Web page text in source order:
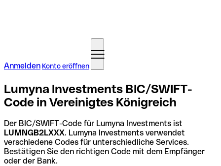
Anmelden Konto eröffnen
Lumyna Investments BIC/SWIFT-
Code in Vereinigtes Königreich
Der BIC/SWIFT-Code für Lumyna Investments ist
LUMNGB2LXXX. Lumyna Investments verwendet
verschiedene Codes für unterschiedliche Services.
Bestätigen Sie den richtigen Code mit dem Empfänger
oder der Bank.